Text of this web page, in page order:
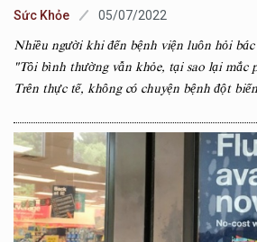
Sức Khỏe 05/07/2022
Nhiều người khi đến bệnh viện luôn hỏi
"Tôi bình thường vẫn khỏe, tại sao lại mắc
Trên thực tế, không có chuyện bệnh đột